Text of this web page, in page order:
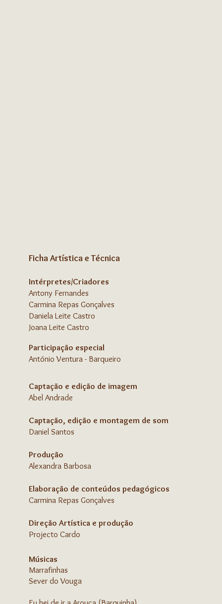
Ficha Artística e Técnica
Intérpretes/Criadores
Antony Fernandes
Carmina Repas Gonçalves
Daniela Leite Castro
Joana Leite Castro
Participação especial
António Ventura - Barqueiro
Captação e edição de imagem
Abel Andrade
Captação, edição e montagem de som
Daniel Santos
Produção
Alexandra Barbosa
Elaboração de conteúdos pedagógicos
Carmina Repas Gonçalves
Direção Artística e produção
Projecto Cardo
Músicas
Marrafinhas
Sever do Vouga